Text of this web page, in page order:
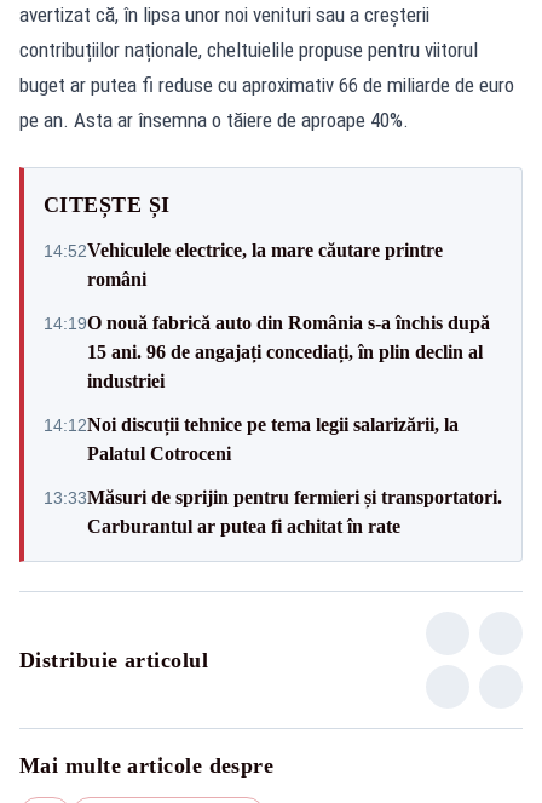
avertizat că, în lipsa unor noi venituri sau a creșterii
contribuțiilor naționale, cheltuielile propuse pentru viitorul
buget ar putea fi reduse cu aproximativ 66 de miliarde de euro
pe an. Asta ar însemna o tăiere de aproape 40%.
CITEȘTE ȘI
14:52Vehiculele electrice, la mare căutare printre
români
14:19O nouă fabrică auto din România s-a închis după
15 ani. 96 de angajați concediați, în plin declin al
industriei
14:12Noi discuții tehnice pe tema legii salarizării, la
Palatul Cotroceni
13:33Măsuri de sprijin pentru fermieri și transportatori.
Carburantul ar putea fi achitat în rate
Distribuie articolul
Mai multe articole despre